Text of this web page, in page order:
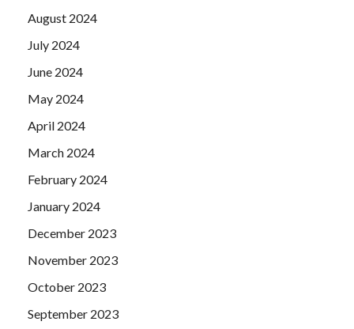
August 2024
July 2024
June 2024
May 2024
April 2024
March 2024
February 2024
January 2024
December 2023
November 2023
October 2023
September 2023